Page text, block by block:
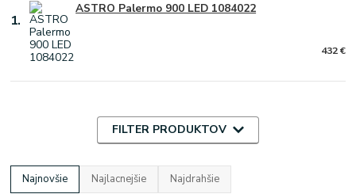
1.
ASTRO Palermo 900 LED 1084022
432 €
FILTER PRODUKTOV
Najnovšie Najlacnejšie Najdrahšie